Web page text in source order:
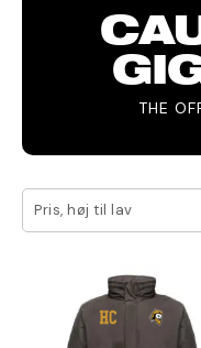
THE
Pris, høj til lav